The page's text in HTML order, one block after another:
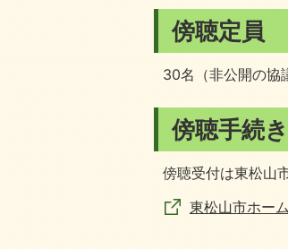
傍聴定員
30名（非公開の協
傍聴手続き
傍聴受付は東松山
東松山市ホー